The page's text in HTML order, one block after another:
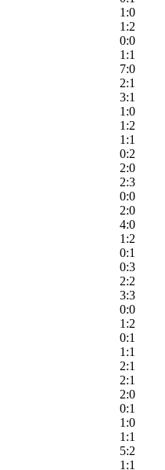
1:0
1:2
0:0
1:1
7:0
2:1
3:1
1:0
1:2
1:1
0:2
2:0
2:3
0:0
2:0
4:0
1:2
0:1
0:3
2:2
3:3
0:0
1:2
0:1
1:1
2:1
2:1
2:0
0:1
1:0
1:1
5:2
1:1